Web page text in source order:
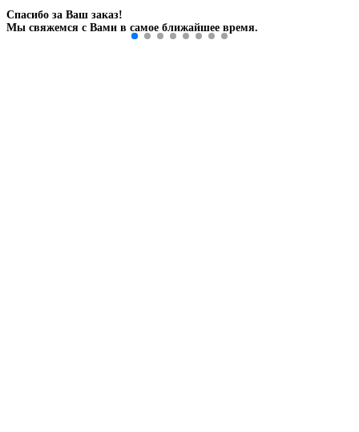
Спасибо за Ваш заказ!
Мы свяжемся с Вами в самое ближайшее время.